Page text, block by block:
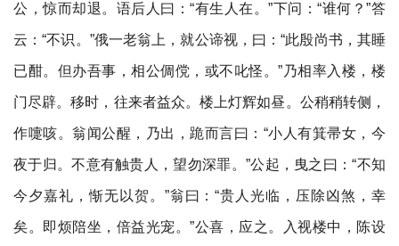
公，惊而却退。语后人曰：“有生人在。”下问：“谁何？”答
云：“不识。”俄一老翁上，就公谛视，曰：“此殷尚书，其睡
已酣。但办吾事，相公倜傥，或不叱怪。”乃相率入楼，楼
门尽辟。移时，往来者益众。楼上灯辉如昼。公稍稍转侧，
作嚏咳。翁闻公醒，乃出，跪而言曰：“小人有箕帚女，今
夜于归。不意有触贵人，望勿深罪。”公起，曳之曰：“不知
今夕嘉礼，惭无以贺。”翁曰：“贵人光临，压除凶煞，幸
矣。即烦陪坐，倍益光宠。”公喜，应之。入视楼中，陈设